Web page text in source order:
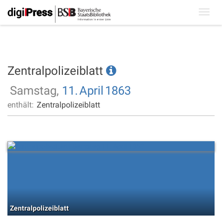
Zentralpolizeiblatt
Samstag, 11.April 1863
enthält: Zentralpolizeiblatt
Zentralpolizeiblatt